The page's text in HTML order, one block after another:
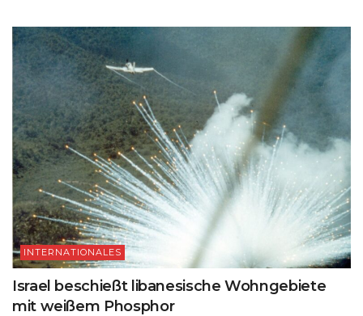
INTERNATIONALES
Israel beschießt libanesische Wohngebiete
mit weißem Phosphor